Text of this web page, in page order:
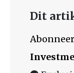
Dit